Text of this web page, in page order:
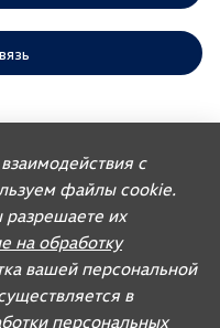
по удовлетворению
изготовленных или
Рус». Учитывая это, ООО
автомобилей,
лицами, а также за их
Федерации обязательным
РФ удовлетворять
таких автомобилей.
от продавца
информация об импортере
с
файлы cookie.
их
на обработку
вашей персональной
в
персональных